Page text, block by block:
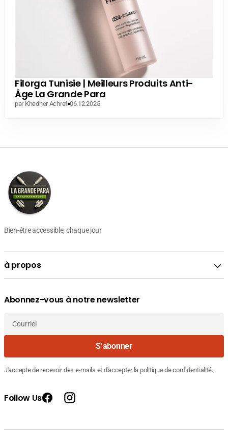
Fournisseur
Filorga Tunisie | Meilleurs Produits Anti-
Âge La Grande Para
par Khedher Achref 06.12.2025
Bien-être accessible, chaque jour
à propos
Abonnez-vous à notre newsletter
Courriel
S’abonner
J'accepte de recevoir des e-mails et d'accepter la politique de confidentialité.
Follow Us FacebookInstagram